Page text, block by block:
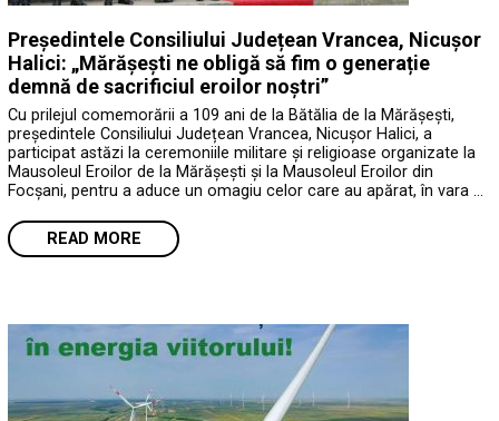
Președintele Consiliului Județean Vrancea, Nicușor
Halici: „Mărășești ne obligă să fim o generație
demnă de sacrificiul eroilor noștri”
Cu prilejul comemorării a 109 ani de la Bătălia de la Mărășești,
președintele Consiliului Județean Vrancea, Nicușor Halici, a
participat astăzi la ceremoniile militare și religioase organizate la
Mausoleul Eroilor de la Mărășești și la Mausoleul Eroilor din
Focșani, pentru a aduce un omagiu celor care au apărat, în vara …
READ MORE